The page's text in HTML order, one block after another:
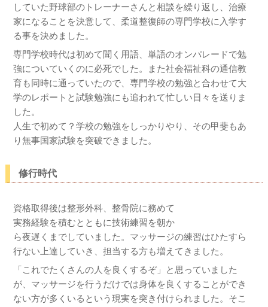
していた野球部のトレーナーさんと相談を繰り返し、治療
家になることを決意して、柔道整復師の専門学校に入学す
る事を決めました。
専門学校時代は初めて聞く用語、単語のオンパレードで勉
強についていくのに必死でした。また社会福祉科の通信教
育も同時に通っていたので、専門学校の勉強と合わせて大
学のレポートと試験勉強にも追われて忙しい日々を送りま
した。
人生で初めて？学校の勉強をしっかりやり、その甲斐もあ
り無事国家試験を突破できました。
修行時代
資格取得後は整形外科、整骨院に務めて
実務経験を積むとともに技術練習を朝か
ら夜遅くまでしていました。マッサージの練習はひたすら
行ない上達していき、担当する方も増えてきました。
「これでたくさんの人を良くするぞ」と思っていました
が、マッサージを行うだけでは身体を良くすることができ
ない方が多くいるという現実を突き付けられました。そこ